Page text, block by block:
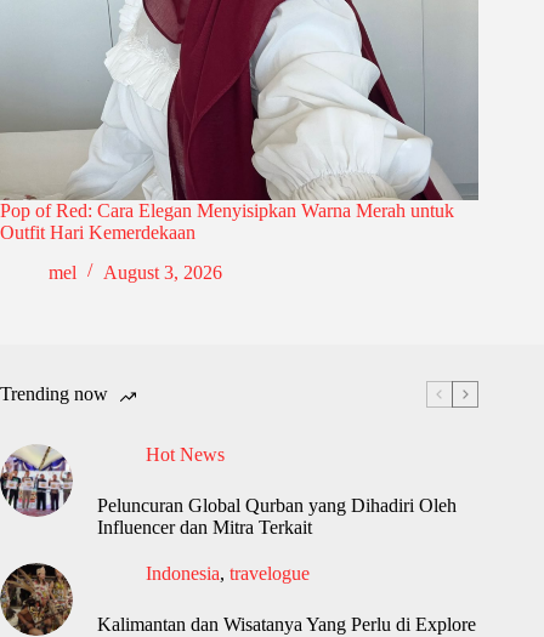
Pop of Red: Cara Elegan Menyisipkan Warna Merah untuk
Outfit Hari Kemerdekaan
mel
August 3, 2026
Trending now
Hot News
Peluncuran Global Qurban yang Dihadiri Oleh
Influencer dan Mitra Terkait
Indonesia, travelogue
Kalimantan dan Wisatanya Yang Perlu di Explore